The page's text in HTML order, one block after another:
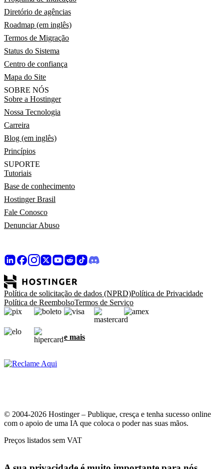
Diretório de agências
Roadmap (em inglês)
Termos de Migração
Status do Sistema
Centro de confiança
Mapa do Site
SOBRE NÓS
Sobre a Hostinger
Nossa Tecnologia
Carreira
Blog (em inglês)
Princípios
SUPORTE
Tutoriais
Base de conhecimento
Hostinger Brasil
Fale Conosco
Denunciar Abuso
Política de solicitação de dados (NPRD)Política de Privacidade
Política de ReembolsoTermos de Serviço
e mais
© 2004-2026 Hostinger – Publique, cresça e tenha sucesso online
com o apoio de uma IA que coloca o poder nas suas mãos.
Preços listados sem VAT